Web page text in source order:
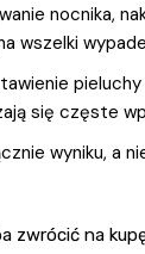
nocnika,
wszelki
się częste
wyniku, a
zwrócić na